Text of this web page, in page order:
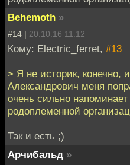
Behemoth »
#14 | 20.10.16 11:12
Кому: Electric_ferret, #13
> Я не историк, конечно,
Александрович меня
очень сильно
родоплеменной
Так и есть ;)
Арчибальд »